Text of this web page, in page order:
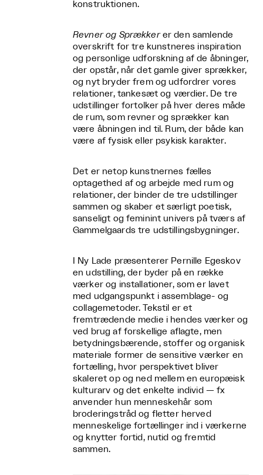
konstruktionen.
Revner og Sprækkerer den samlende
overskrift for tre kunstneres inspiration
og personlige udforskning af de åbninger,
der opstår, når det gamle giver sprækker,
og nyt bryder frem og udfordrer vores
relationer, tankesæt og værdier. De tre
udstillinger fortolker på hver deres måde
de rum, som revner og sprækker kan
være åbningen ind til. Rum, der både kan
være af fysisk eller psykisk karakter.
Det er netop kunstnernes fælles
optagethed af og arbejde med rum og
relationer, der binder de tre udstillinger
sammen og skaber et særligt poetisk,
sanseligt og feminint univers på tværs af
Gammelgaards tre udstillingsbygninger.
I Ny Lade præsenterer Pernille Egeskov
en udstilling, der byder på en række
værker og installationer, som er lavet
med udgangspunkt i assemblage- og
collagemetoder. Tekstil er et
fremtrædende medie i hendes værker og
ved brug af forskellige aflagte, men
betydningsbærende, stoffer og organisk
materiale former de sensitive værker en
fortælling, hvor perspektivet bliver
skaleret op og ned mellem en europæisk
kulturarv og det enkelte individ — fx
anvender hun menneskehår som
broderingstråd og fletter herved
menneskelige fortællinger ind i værkerne
og knytter fortid, nutid og fremtid
sammen.